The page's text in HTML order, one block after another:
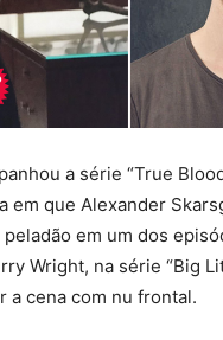
a série “True
em que Alexander
peladão em um dos
Wright, na série “Big
a cena com nu frontal.